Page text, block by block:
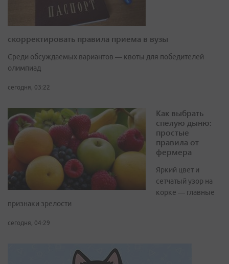
скорректировать правила приема в вузы
Среди обсуждаемых вариантов — квоты для победителей
олимпиад
сегодня, 03:22
Как выбрать
спелую дыню:
простые
правила от
фермера
Яркий цвет и
сетчатый узор на
корке — главные
признаки зрелости
сегодня, 04:29